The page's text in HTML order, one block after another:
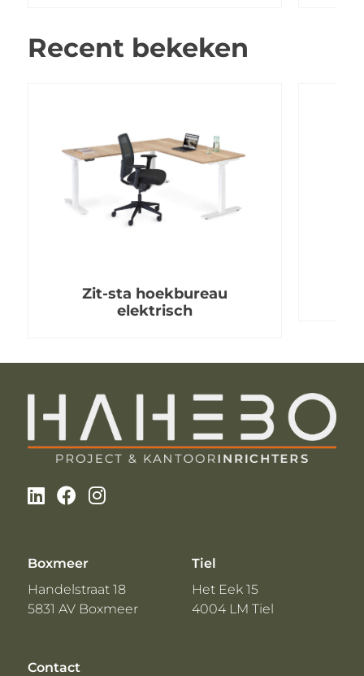
Recent bekeken
Zit-sta hoekbureau
elektrisch
Boxmeer
Handelstraat 18
5831 AV Boxmeer
Tiel
Het Eek 15
4004 LM Tiel
Contact